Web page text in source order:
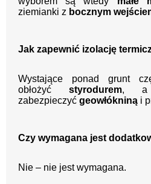
ziemianki z bocznym
Jak zapewnić izolację
Wystające ponad grunt
obłożyć styrodurem, a
zabezpieczyć geowłókniną i
Czy wymagana jest
Nie – nie jest wymagana.